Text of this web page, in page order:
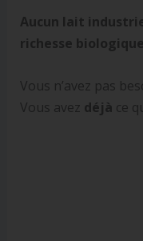
Aucun lait
richesse
Vous n’avez pas
Vous avez déjà ce